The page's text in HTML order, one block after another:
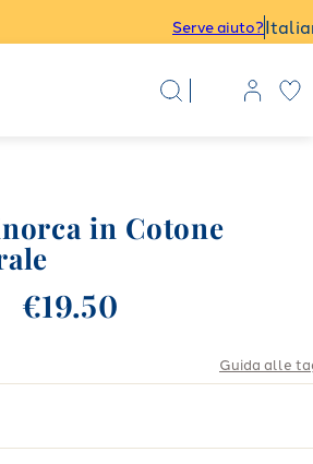
Serve aiuto?
in Cotone
€19.50
Guida alle